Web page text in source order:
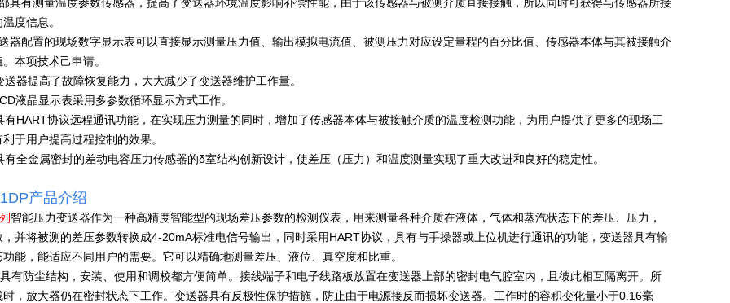
度信息。
器配置的现场数字显示表可以直接显示测量压力值、输出模拟电流值、被测压力对应设定量程的百分比值、传感器本体与其被接触介
本项技术己申请。
送器提高了故障恢复能力，大大减少了变送器维护工作量。
液晶显示表采用多参数循环显示方式工作。
有HART协议远程通讯功能，在实现压力测量的同时，增加了传感器本体与被接触介质的温度检测功能，为用户提供了更多的现场工
于用户提高过程控制的效果。
有全金属密封的差动电容压力传感器的δ室结构创新设计，使差压（压力）和温度测量实现了重大改进和良好的稳定性。
产品介绍
智能压力变送器作为一种高精度智能型的现场差压参数的检测仪表，用来测量各种介质在液体，气体和蒸汽状态下的差压、压力，
，并将被测的差压参数转换成4-20mA标准电信号输出，同时采用HART协议，具有与手操器或上位机进行通讯的功能，变送器具有输
能，能适应不同用户的需要。它可以精确地测量差压、液位、真空度和比重。
有防尘结构，安装、使用和调校都方便简单。接线端子和电子线路板放置在变送器上部的密封电气腔室内，且彼此相互隔离开。所
时，放大器仍在密封状态下工作。变送器具有反极性保护措施，防止由于电源接反而损坏变送器。工作时的容积变化量小于0.16毫